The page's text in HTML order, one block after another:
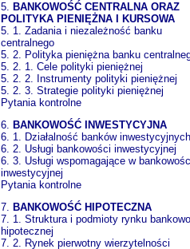
5. BANKOWOŚĆ CENTRALNA ORAZ
POLITYKA PIENIĘŻNA I KURSOWA
5. 1. Zadania i niezależność banku
centralnego
5. 2. Polityka pieniężna banku
5. 2. 1. Cele polityki pieniężnej
5. 2. 2. Instrumenty polityki pieniężnej
5. 2. 3. Strategie polityki pieniężnej
Pytania kontrolne
6. BANKOWOŚĆ INWESTYCYJNA
6. 1. Działalność banków inwestycyjnych
6. 2. Usługi bankowości inwestycyjnej
6. 3. Usługi wspomagające w
inwestycyjnej
Pytania kontrolne
7. BANKOWOŚĆ HIPOTECZNA
7. 1. Struktura i podmioty rynku
hipotecznej
7. 2. Rynek pierwotny wierzytelności